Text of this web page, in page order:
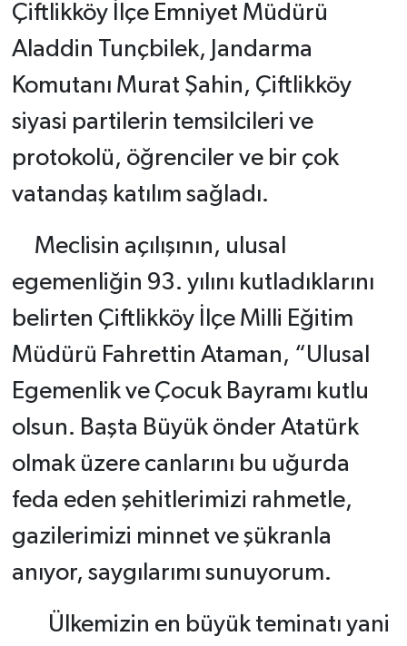
Çiftlikköy İlçe Emniyet Müdürü
Aladdin Tunçbilek, Jandarma
Komutanı Murat Şahin, Çiftlikköy
siyasi partilerin temsilcileri ve
protokolü, öğrenciler ve bir çok
vatandaş katılım sağladı.
Meclisin açılışının, ulusal
egemenliğin 93. yılını kutladıklarını
belirten Çiftlikköy İlçe Milli Eğitim
Müdürü Fahrettin Ataman, “Ulusal
Egemenlik ve Çocuk Bayramı kutlu
olsun. Başta Büyük önder Atatürk
olmak üzere canlarını bu uğurda
feda eden şehitlerimizi rahmetle,
gazilerimizi minnet ve şükranla
anıyor, saygılarımı sunuyorum.
Ülkemizin en büyük teminatı yani